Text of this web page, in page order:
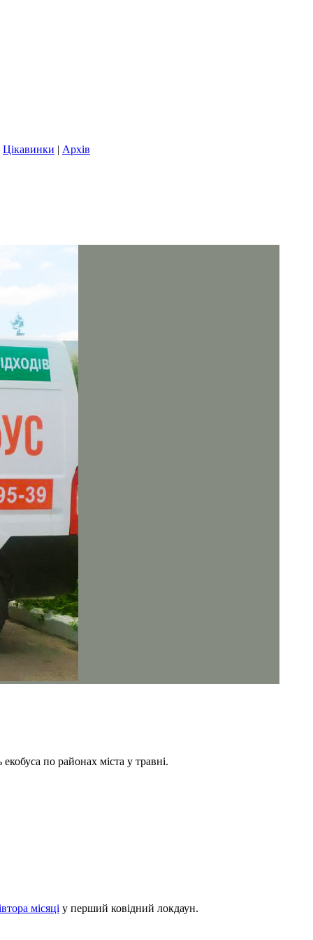
Цікавинки | Архів
по районах міста у травні.
місяці у перший ковідний локдаун.